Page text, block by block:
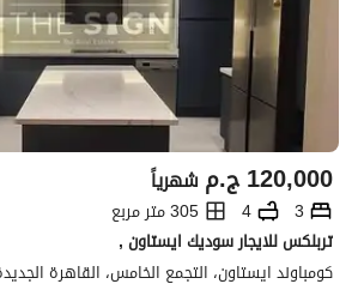
ج.م120,000 شهرياً
3
4
305 متر مربع
تربلكس للايجار سوديك ايستاون ,
كومباوند ايستاون، التجمع الخامس، القاهرة